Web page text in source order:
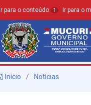
Ir para o conteúdo 1 Ir para o
Início Notícias